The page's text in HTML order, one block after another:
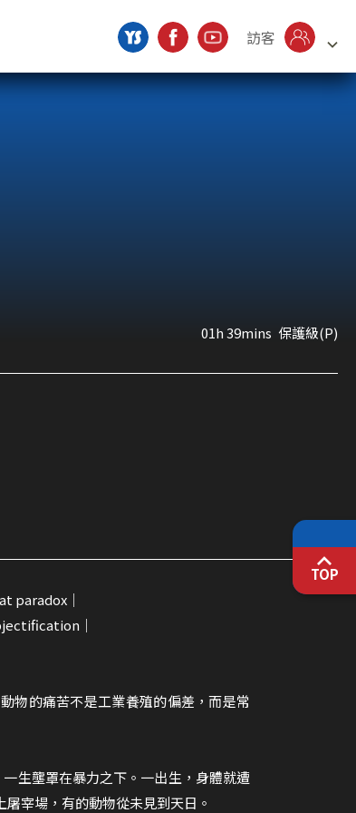
訪客
01h 39mins 保護級(P)
paradox｜
｜
物的痛苦不是工業養殖的偏差，而是常
生壟罩在暴力之下。一出生，身體就遭
宰場，有的動物從未見到天日。
TOP